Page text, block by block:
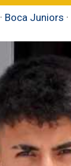
· Boca Juniors ·